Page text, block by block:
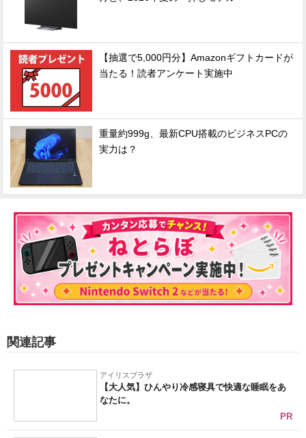
【抽選で5,000円分】Amazonギフトカードが
当たる！読者アンケート実施中
重量約999g、最新CPU搭載のビジネスPCの
実力は？
関連記事
アイリスプラザ
【大人気】ひんやり冷感寝具で快適な睡眠をあ
なたに。
PR